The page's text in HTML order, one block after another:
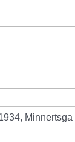
Minnertsga